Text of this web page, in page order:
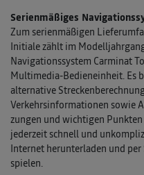
Serienmäßiges
Zum serienmäßigen
Initiale zählt im
Navigations­system Carminat
Multimedia-Bedieneinheit. Es
alternative
Verkehrsinformationen sowie
zungen und wichtigen
jederzeit schnell und
Internet herunterladen und
spielen.